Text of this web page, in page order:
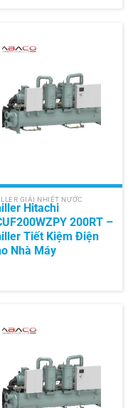
GIẢI NHIỆT NƯỚC
Hitachi
200RT –
Tiết Kiệm Điện
Nhà Máy